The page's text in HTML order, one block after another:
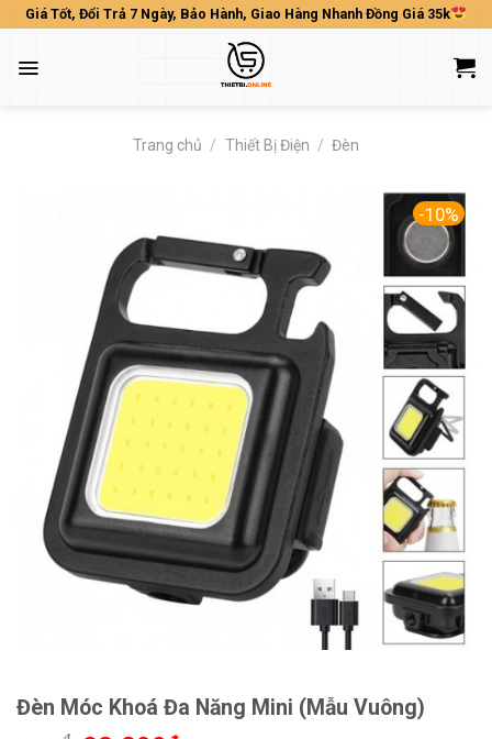
Skip
content
Giá Tốt, Đổi Trả 7 Ngày, Bảo Hành, Giao Hàng Nhanh Đồng Giá 35k
Trang chủ / Thiết Bị Điện / Đèn
-10%
Đèn Móc Khoá Đa Năng Mini (Mẫu Vuông)